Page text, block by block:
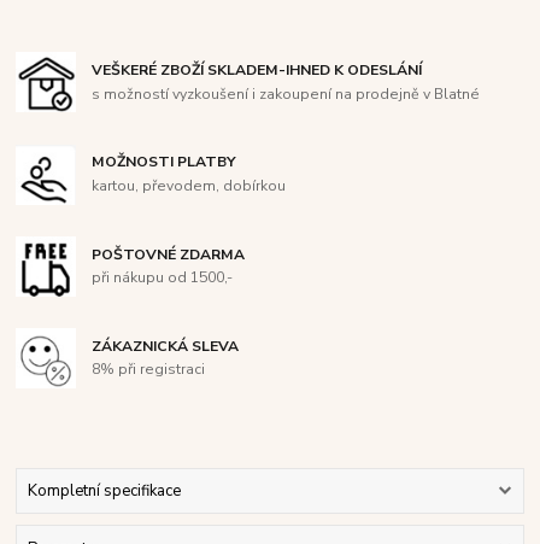
VEŠKERÉ ZBOŽÍ SKLADEM-IHNED K ODESLÁNÍ
s možností vyzkoušení i zakoupení na prodejně v Blatné
MOŽNOSTI PLATBY
kartou, převodem, dobírkou
POŠTOVNÉ ZDARMA
při nákupu od 1500,-
ZÁKAZNICKÁ SLEVA
8% při registraci
Kompletní specifikace